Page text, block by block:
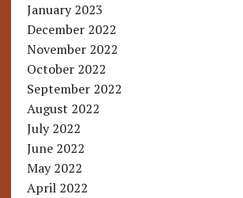
January 2023
December 2022
November 2022
October 2022
September 2022
August 2022
July 2022
June 2022
May 2022
April 2022